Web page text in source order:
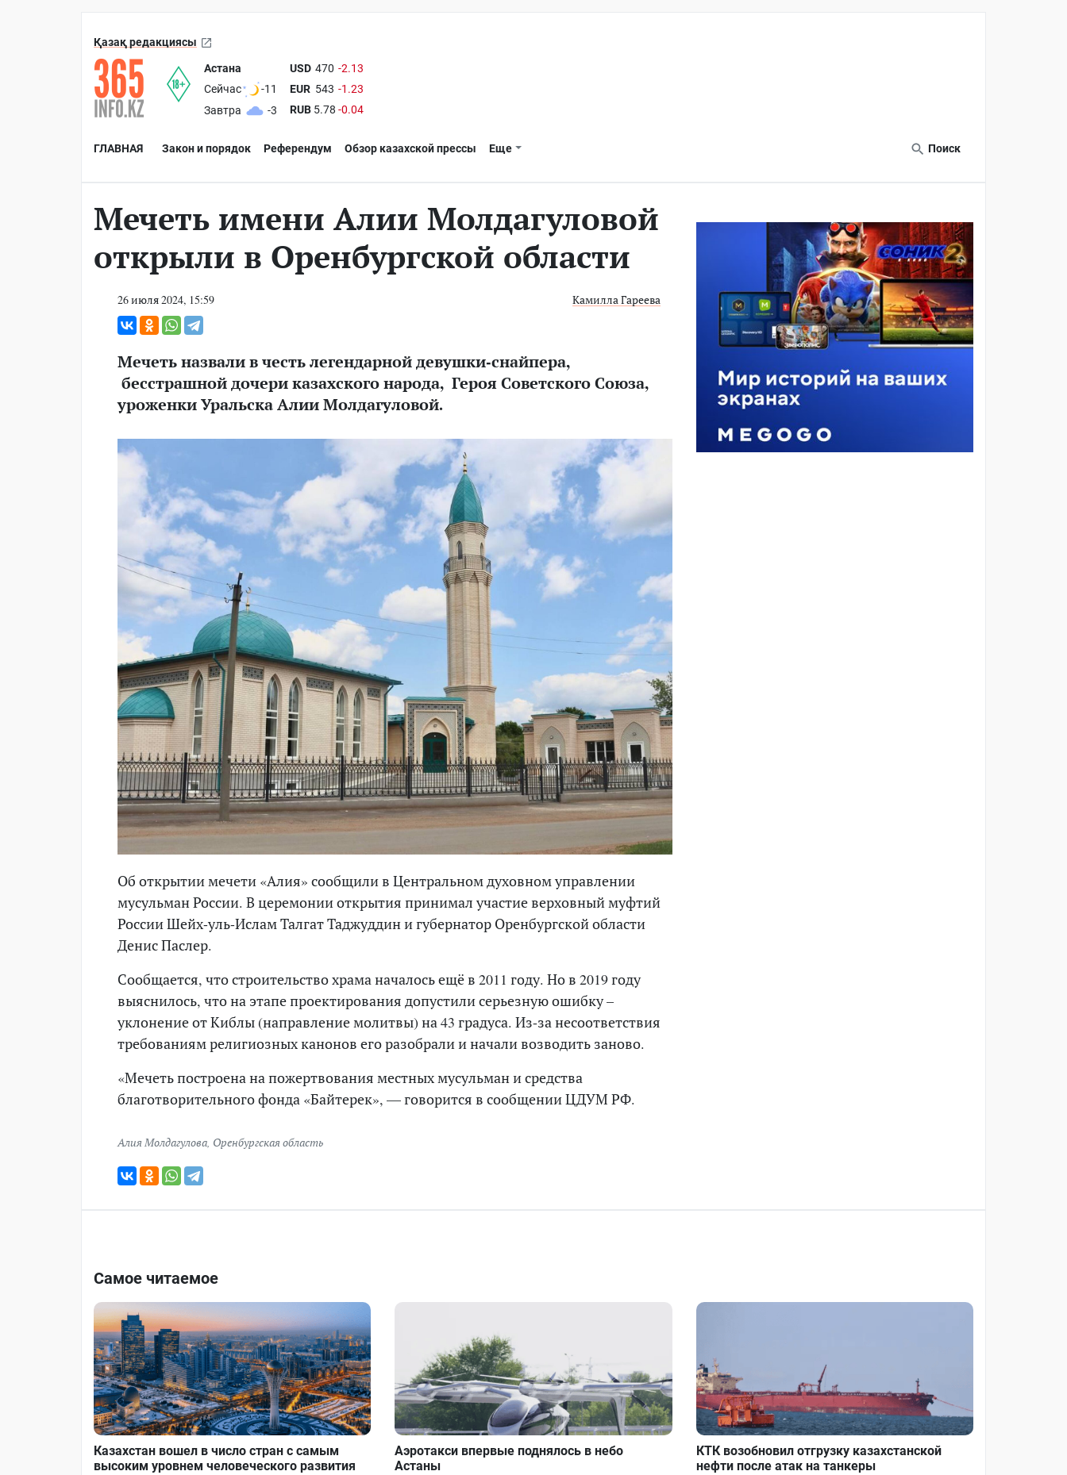
Қазақ редакциясы
Астана
Сейчас
-11
Завтра
-3
USD 470 -2.13
EUR 543 -1.23
RUB 5.78 -0.04
ГЛАВНАЯ Закон и порядок Референдум Обзор казахской прессы Еще Поиск
Мечеть имени Алии Молдагуловой
открыли в Оренбургской области
26 июля 2024, 15:59 Камилла Гареева
Мечеть назвали в честь легендарной девушки-снайпера,
бесстрашной дочери казахского народа, Героя Советского Союза,
уроженки Уральска Алии Молдагуловой.
Об открытии мечети «Алия» сообщили в Центральном духовном управлении
мусульман России. В церемонии открытия принимал участие верховный муфтий
России Шейх-уль-Ислам Талгат Таджуддин и губернатор Оренбургской области
Денис Паслер.
Сообщается, что строительство храма началось ещё в 2011 году. Но в 2019 году
выяснилось, что на этапе проектирования допустили серьезную ошибку –
уклонение от Киблы (направление молитвы) на 43 градуса. Из-за несоответствия
требованиям религиозных канонов его разобрали и начали возводить заново.
«Мечеть построена на пожертвования местных мусульман и средства
благотворительного фонда «Байтерек», — говорится в сообщении ЦДУМ РФ.
Алия Молдагулова Оренбургская область
Самое читаемое
Казахстан вошел в число стран с самым
высоким уровнем человеческого развития
Аэротакси впервые поднялось в небо
Астаны
КТК возобновил отгрузку казахстанской
нефти после атак на танкеры